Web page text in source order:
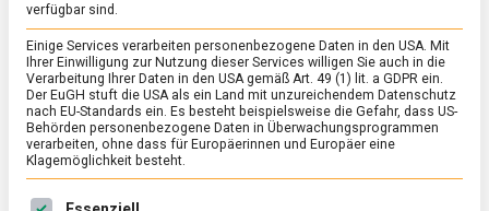
POLITIK/TV
Wie viel Wissenschaft ist in der
Ernährungspolitik? – „Berliner Rezepte“
verfügbar sind.
Einige Services verarbeiten personenbezogene Daten in den USA. Mit
Ihrer Einwilligung zur Nutzung dieser Services willigen Sie auch in die
Verarbeitung Ihrer Daten in den USA gemäß Art. 49 (1) lit. a GDPR ein.
Der EuGH stuft die USA als ein Land mit unzureichendem Datenschutz
nach EU-Standards ein. Es besteht beispielsweise die Gefahr, dass US-
Behörden personenbezogene Daten in Überwachungsprogrammen
verarbeiten, ohne dass für Europäerinnen und Europäer eine
Klagemöglichkeit besteht.
Es folgt eine Liste der Service-Gruppen, für die eine